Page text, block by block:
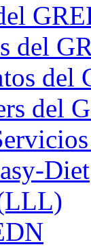
del
del
del
Diet